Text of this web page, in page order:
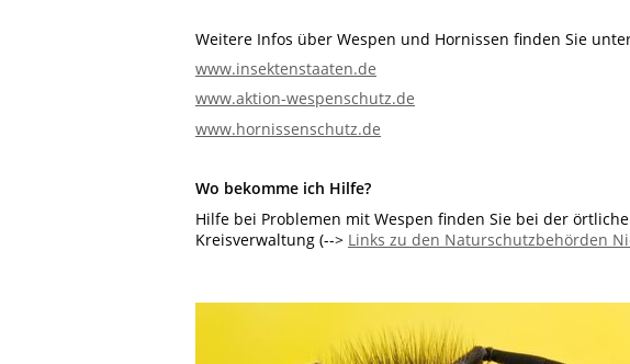
Weitere Infos über Wespen und Hornissen finden Sie
www.insektenstaaten.de
www.aktion-wespenschutz.de
www.hornissenschutz.de
Wo bekomme ich Hilfe?
Hilfe bei Problemen mit Wespen finden Sie bei der
Kreisverwaltung (--> Links zu den Naturschutzbehörden